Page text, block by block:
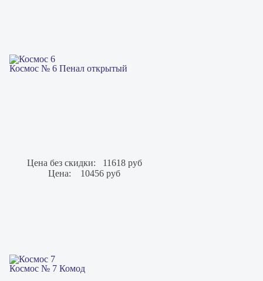
Космос № 6 Пенал открытый
Цена без скидки:
11618 руб
Цена:
10456 руб
Космос № 7 Комод